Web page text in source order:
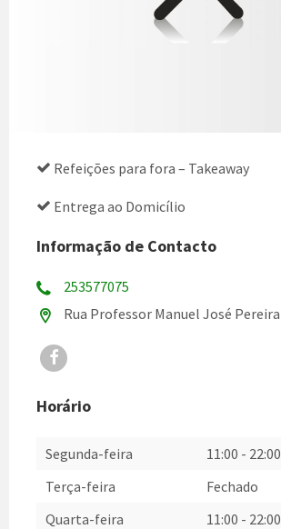
Refeições para fora – Takeaway
Entrega ao Domicílio
Informação de Contacto
253577075
Rua Professor Manuel José Pereira
Facebook
Horário
Segunda-feira 11:00 - 22:00
Terça-feira
Fechado
Quarta-feira
11:00 - 22:00